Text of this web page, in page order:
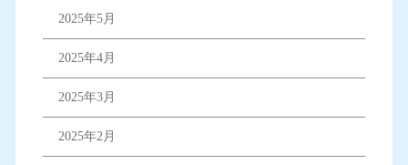
2025年5月
2025年4月
2025年3月
2025年2月